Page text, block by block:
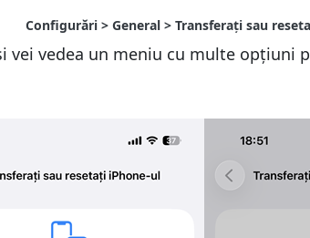
vei vedea un meniu cu multe opțiuni